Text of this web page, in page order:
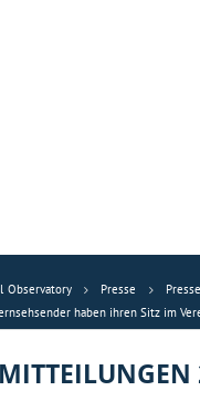
Observatory Presse
haben ihren Sitz im